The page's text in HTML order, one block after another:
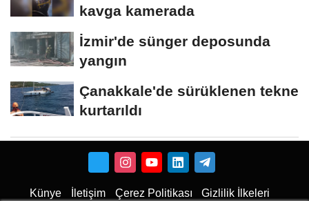
kavga kamerada
İzmir'de sünger deposunda
yangın
Çanakkale'de sürüklenen tekne
kurtarıldı
Künye İletişim Çerez Politikası Gizlilik İlkeleri